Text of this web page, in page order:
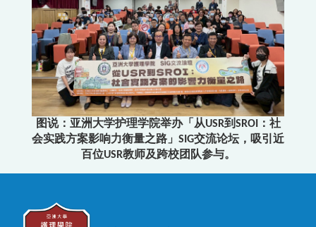
图说：亚洲大学护理学院举办「从USR到SROI：社
会实践方案影响力衡量之路」SIG交流论坛，吸引近
百位USR教师及跨校团队参与。